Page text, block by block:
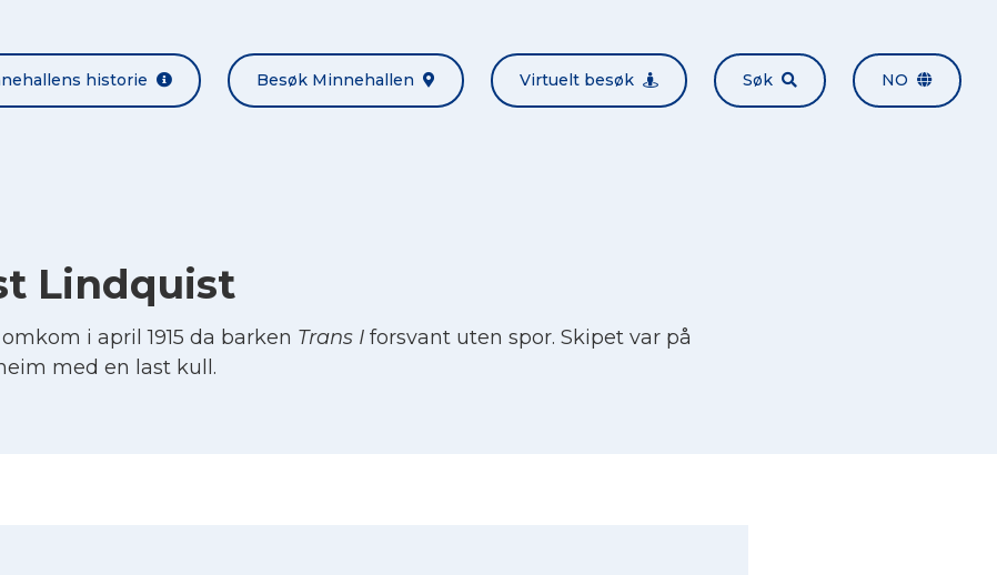
historie Besøk Minnehallen Virtuelt besøk Søk NO
Lindquist
i april 1915 da barken Trans I forsvant uten spor. Skipet var på
med en last kull.